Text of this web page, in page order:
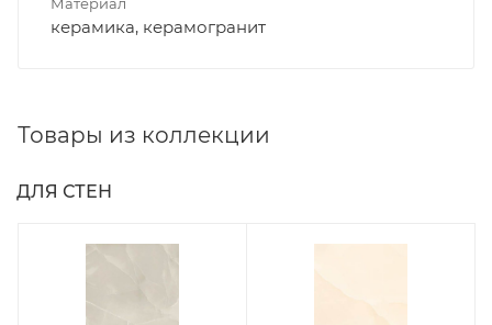
Материал
керамика, керамогранит
Товары из коллекции
ДЛЯ СТЕН